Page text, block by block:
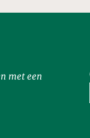
met een